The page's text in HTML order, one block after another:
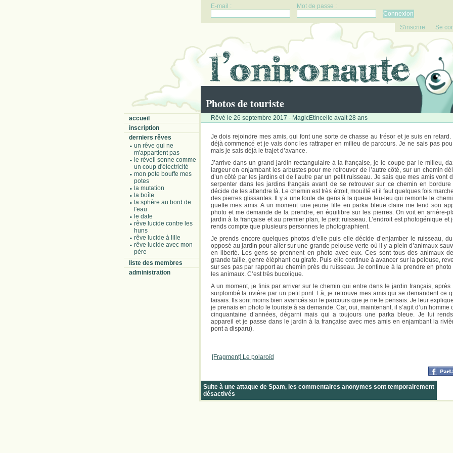
E-mail : Mot de passe :
S'inscrire Se
Photos de touriste
accueil
inscription
derniers rêves
un rêve qui ne
m'appartient pas
le réveil sonne comme
un coup d'électricité
mon pote bouffe mes
potes
la mutation
la boîte
la sphère au bord de
l'eau
le date
rêve lucide contre les
huns
rêve lucide à lille
rêve lucide avec mon
père
liste des membres
administration
Rêvé le 26 septembre 2017 - MagicEtincelle avait 28 ans
Je dois rejoindre mes amis, qui font une sorte de chasse au trésor et je suis en retard.
déjà commencé et je vais donc les rattraper en milieu de parcours. Je ne sais pas
mais je sais déjà le trajet d’avance.
J’arrive dans un grand jardin rectangulaire à la française, je le coupe par le milieu,
largeur en enjambant les arbustes pour me retrouver de l’autre côté, sur un chemin
d’un côté par les jardins et de l’autre par un petit ruisseau. Je sais que mes amis vont
serpenter dans les jardins français avant de se retrouver sur ce chemin en
décide de les attendre là. Le chemin est très étroit, mouillé et il faut quelques fois
des pierres glissantes. Il y a une foule de gens à la queue leu-leu qui remonte le
guette mes amis. A un moment une jeune fille en parka bleue claire me tend son
photo et me demande de la prendre, en équilibre sur les pierres. On voit en arrière-
jardin à la française et au premier plan, le petit ruisseau. L’endroit est photogénique et
rends compte que plusieurs personnes le photographient.
Je prends encore quelques photos d’elle puis elle décide d’enjamber le ruisseau,
opposé au jardin pour aller sur une grande pelouse verte où il y a plein d’animaux
en liberté. Les gens se prennent en photo avec eux. Ces sont tous des animaux
grande taille, genre éléphant ou girafe. Puis elle continue à avancer sur la pelouse,
sur ses pas par rapport au chemin près du ruisseau. Je continue à la prendre en photo
les animaux. C’est très bucolique.
A un moment, je finis par arriver sur le chemin qui entre dans le jardin français, après
surplombé la rivière par un petit pont. Là, je retrouve mes amis qui se demandent ce
faisais. Ils sont moins bien avancés sur le parcours que je ne le pensais. Je leur
je prenais en photo le touriste à sa demande. Car, oui, maintenant, il s’agit d’un homme
cinquantaine d’années, dégarni mais qui a toujours une parka bleue. Je lui
appareil et je passe dans le jardin à la française avec mes amis en enjambant la
pont a disparu).
[Fragment] Le polaroïd
Suite à une attaque de Spam, les commentaires anonymes sont temporairement
désactivés